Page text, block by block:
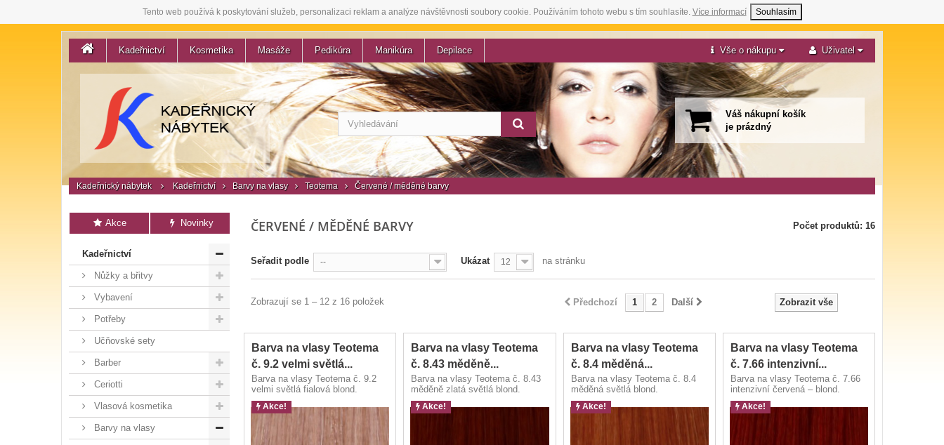
Tento web používá k poskytování služeb, personalizaci reklam a analýze návštěvnosti soubory cookie. Používáním tohoto webu s tím souhlasíte. Více informací Souhlasím
Kadeřnictví Kosmetika Masáže Pedikúra Manikúra Depilace Vše o nákupu Uživatel
Váš nákupní košík
je prázdný
Kadeřnický nábytek Kadeřnictví Barvy na vlasy Teotema Červené / měděné barvy
Akce Novinky
Kadeřnictví
Nůžky a břitvy
Vybavení
Potřeby
Učňovské sety
Barber
Ceriotti
Vlasová kosmetika
Barvy na vlasy
ČERVENÉ / MĚDĚNÉ BARVY Počet produktů: 16
Seřadit podle -- Ukázat 12 na stránku
Zobrazit vše
Předchozí 1 2 Další
Zobrazují se 1 – 12 z 16 položek
Barva na vlasy Teotema
č. 9.2 velmi světlá...
Barva na vlasy Teotema č. 9.2
velmi světlá fialová blond.
Akce!
Barva na vlasy Teotema
č. 8.43 měděně...
Barva na vlasy Teotema č. 8.43
měděně zlatá světlá blond.
Akce!
Barva na vlasy Teotema
č. 8.4 měděná...
Barva na vlasy Teotema č. 8.4
měděná světlá blond.
Akce!
Barva na vlasy Teotema
č. 7.66 intenzivní...
Barva na vlasy Teotema č. 7.66
intenzivní červená – blond.
Akce!